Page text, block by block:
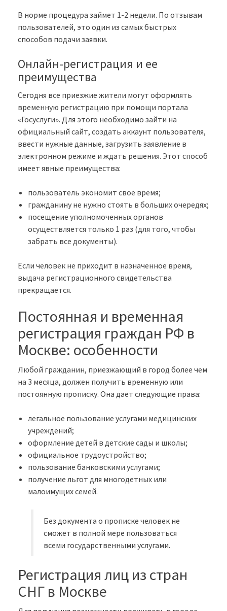
В норме процедура займет 1-2 недели. По отзывам
пользователей, это один из самых быстрых
способов подачи заявки.
Онлайн-регистрация и ее
преимущества
Сегодня все приезжие жители могут оформлять
временную регистрацию при помощи портала
«Госуслуги». Для этого необходимо зайти на
официальный сайт, создать аккаунт пользователя,
ввести нужные данные, загрузить заявление в
электронном режиме и ждать решения. Этот способ
имеет явные преимущества:
пользователь экономит свое время;
гражданину не нужно стоять в больших очередях;
посещение уполномоченных органов
осуществляется только 1 раз (для того, чтобы
забрать все документы).
Если человек не приходит в назначенное время,
выдача регистрационного свидетельства
прекращается.
Постоянная и временная
регистрация граждан РФ в
Москве: особенности
Любой гражданин, приезжающий в город более чем
на 3 месяца, должен получить временную или
постоянную прописку. Она дает следующие права:
легальное пользование услугами медицинских
учреждений;
оформление детей в детские сады и школы;
официальное трудоустройство;
пользование банковскими услугами;
получение льгот для многодетных или
малоимущих семей.
Без документа о прописке человек не
сможет в полной мере пользоваться
всеми государственными услугами.
Регистрация лиц из стран
СНГ в Москве